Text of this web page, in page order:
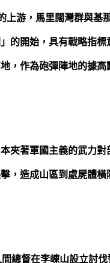
上游，馬里闊灣群與基
的開始，具有戰略指標
，作為砲彈陣地的據高
夾著軍國主義的武力
，造成山區到處屍體橫
總督在李崠山設立討